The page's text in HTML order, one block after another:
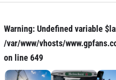
Warning: Undefined variable
/var/www/vhosts/
on line 649